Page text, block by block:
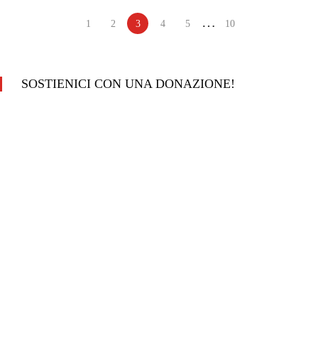
1 2 3 4 5 … 10
SOSTIENICI CON UNA DONAZIONE!